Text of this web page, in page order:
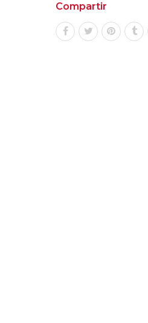
Compartir